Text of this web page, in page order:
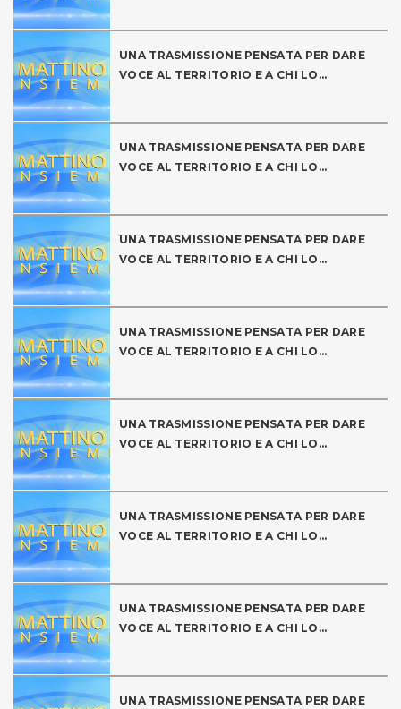
UNA TRASMISSIONE PENSATA PER DARE
VOCE AL TERRITORIO E A CHI LO...
UNA TRASMISSIONE PENSATA PER DARE
VOCE AL TERRITORIO E A CHI LO...
UNA TRASMISSIONE PENSATA PER DARE
VOCE AL TERRITORIO E A CHI LO...
UNA TRASMISSIONE PENSATA PER DARE
VOCE AL TERRITORIO E A CHI LO...
UNA TRASMISSIONE PENSATA PER DARE
VOCE AL TERRITORIO E A CHI LO...
UNA TRASMISSIONE PENSATA PER DARE
VOCE AL TERRITORIO E A CHI LO...
UNA TRASMISSIONE PENSATA PER DARE
VOCE AL TERRITORIO E A CHI LO...
UNA TRASMISSIONE PENSATA PER DARE